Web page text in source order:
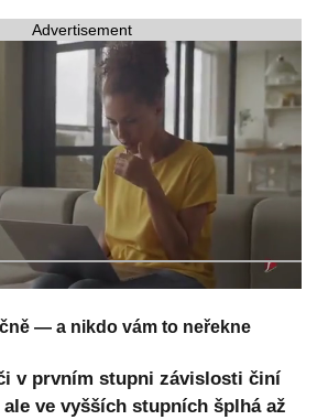
Advertisement
— a nikdo vám to neřekne
v prvním stupni závislosti činí
ale ve vyšších stupních šplhá až